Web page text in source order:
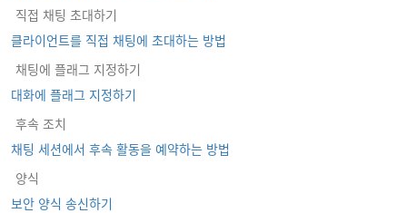
직접 채팅 초대하기
클라이언트를 직접 채팅에 초대하는 방법
채팅에 플래그 지정하기
대화에 플래그 지정하기
후속 조치
채팅 세션에서 후속 활동을 예약하는 방법
양식
보안 양식 송신하기